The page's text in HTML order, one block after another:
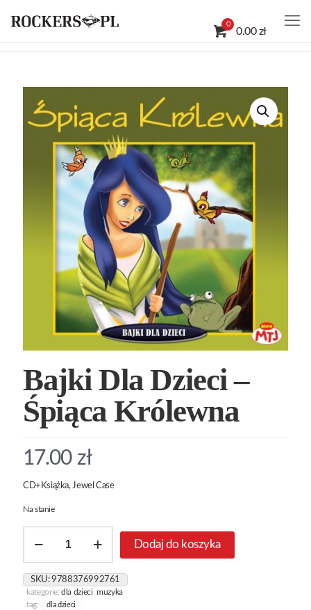
0
0.00 zł
Bajki Dla Dzieci –
Śpiąca Królewna
17.00 zł
CD+Książka, Jewel Case
Na stanie
Bajki
Dzieci
-
Śpiąca
Dodaj do koszyka
SKU:9788376992761
kategorie:dla dzieci muzyka
tag:
dla dzieci